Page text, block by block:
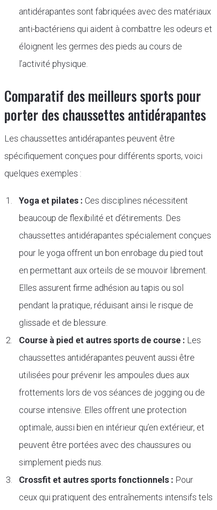
antidérapantes sont fabriquées avec des matériaux
anti-bactériens qui aident à combattre les odeurs et
éloignent les germes des pieds au cours de
l’activité physique.
Comparatif des meilleurs sports pour
porter des chaussettes antidérapantes
Les chaussettes antidérapantes peuvent être
spécifiquement conçues pour différents sports, voici
quelques exemples :
Yoga et pilates : Ces disciplines nécessitent
beaucoup de flexibilité et d’étirements. Des
chaussettes antidérapantes spécialement conçues
pour le yoga offrent un bon enrobage du pied tout
en permettant aux orteils de se mouvoir librement.
Elles assurent firme adhésion au tapis ou sol
pendant la pratique, réduisant ainsi le risque de
glissade et de blessure.
Course à pied et autres sports de course : Les
chaussettes antidérapantes peuvent aussi être
utilisées pour prévenir les ampoules dues aux
frottements lors de vos séances de jogging ou de
course intensive. Elles offrent une protection
optimale, aussi bien en intérieur qu’en extérieur, et
peuvent être portées avec des chaussures ou
simplement pieds nus.
Crossfit et autres sports fonctionnels : Pour
ceux qui pratiquent des entraînements intensifs tels